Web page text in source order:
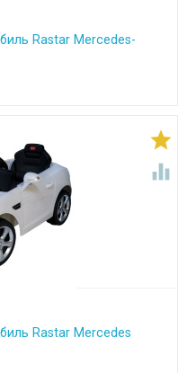
Rastar Mercedes-


Rastar Mercedes